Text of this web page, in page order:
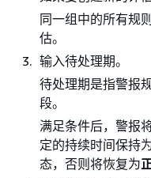
同一组中的所有规
估。
输入待处理期。
待处理期是指警报
段。
满足条件后，警报
定的持续时间保持
态，否则将恢复为